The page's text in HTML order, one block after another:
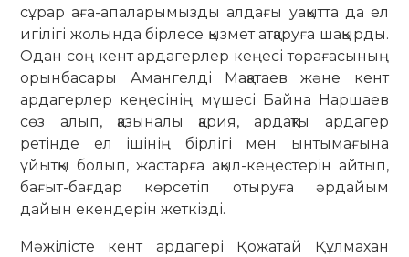
сұрар аға-апаларымызды алдағы уақытта да ел
игілігі жолында бірлесе қызмет атқаруға шақырды.
Одан соң кент ардагерлер кеңесі төрағасының
орынбасары Амангелді Мақатаев және кент
ардагерлер кеңесінің мүшесі Байна Наршаев
сөз алып, қазыналы қария, ардақты ардагер
ретінде ел ішінің бірлігі мен ынтымағына
ұйытқы болып, жастарға ақыл-кеңестерін айтып,
бағыт-бағдар көрсетіп отыруға әрдайым
дайын екендерін жеткізді.
Мәжілісте кент ардагері Қожатай Құлмахан